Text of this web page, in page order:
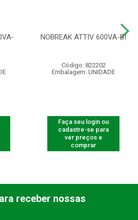
NOBREAK ATTIV 600VA-BI
Código: 822202
Embalagem: UNIDADE
Faça seu login ou
cadastre-se para
ver preços e
comprar
receber nossas